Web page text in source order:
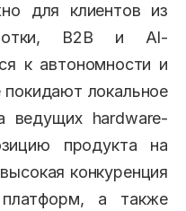
для клиентов из
B2B и AI-
к автономности и
локальное
ведущих hardware-
продукта на
конкуренция
а также